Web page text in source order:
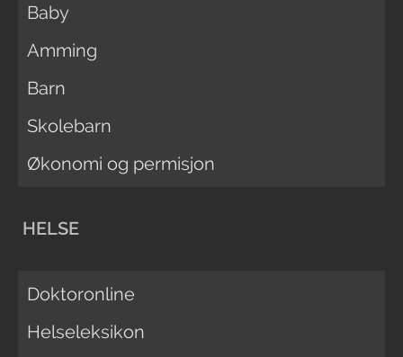
Baby
Amming
Barn
Skolebarn
Økonomi og permisjon
HELSE
Doktoronline
Helseleksikon